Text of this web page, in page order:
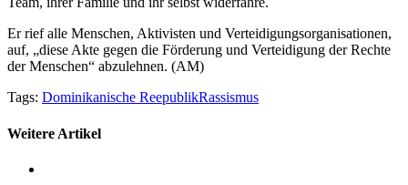
Er rief alle Menschen, Aktivisten und Verteidigungsorganisationen,
auf, „diese Akte gegen die Förderung und Verteidigung der Rechte
der Menschen“ abzulehnen. (AM)
Tags: Dominikanische ReepublikRassismus
Weitere Artikel